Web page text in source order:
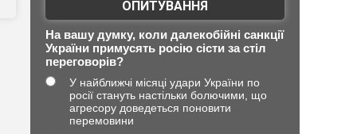
ОПИТУВАННЯ
На вашу думку, коли далекобійні санкції
України примусять росію сісти за стіл
переговорів?
У найближчі місяці удари України по
росії стануть настільки болючими, що
агресору доведеться поновити
перемовини